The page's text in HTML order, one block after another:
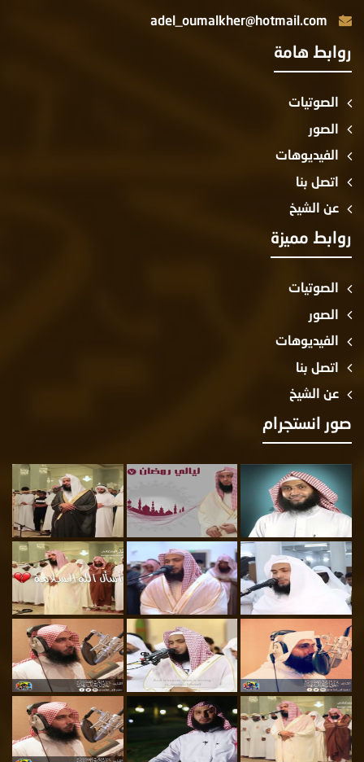
adel_oumalkher@hotmail.com
هامة
الصوتيات
الصور
الفيديوهات
اتصل بنا
عن الشيخ
مميزة
الصوتيات
الصور
الفيديوهات
اتصل بنا
عن الشيخ
انستجرام